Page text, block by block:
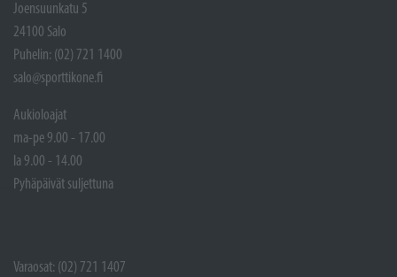
Joensuunkatu 5
24100 Salo
Puhelin: (02) 721 1400
salo@sporttikone.fi
Aukioloajat
ma-pe 9.00 - 17.00
la 9.00 - 14.00
Pyhäpäivät suljettuna
Varaosat: (02) 721 1407